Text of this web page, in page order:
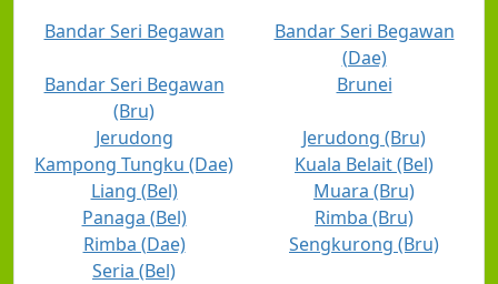
Bandar Seri Begawan
Bandar Seri Begawan
(Dae)
Bandar Seri Begawan
(Bru)
Brunei
Jerudong
Jerudong (Bru)
Kampong Tungku (Dae)
Kuala Belait (Bel)
Liang (Bel)
Muara (Bru)
Panaga (Bel)
Rimba (Bru)
Rimba (Dae)
Sengkurong (Bru)
Seria (Bel)